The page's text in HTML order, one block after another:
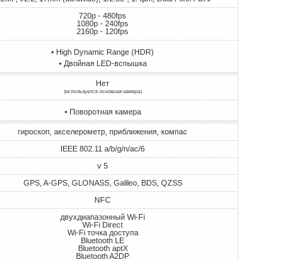
720p - 480fps
1080p - 240fps
2160p - 120fps
• High Dynamic Range (HDR)
• Двойная LED-вспышка
Нет
(используется основная камера)
• Поворотная камера
гироскоп, акселерометр, приближения, компас
IEEE 802.11 a/b/g/n/ac/6
v 5
GPS, A-GPS, GLONASS, Galileo, BDS, QZSS
NFC
двухдиапазонный Wi-Fi
Wi-Fi Direct
Wi-Fi точка доступа
Bluetooth LE
Bluetooth aptX
Bluetooth A2DP